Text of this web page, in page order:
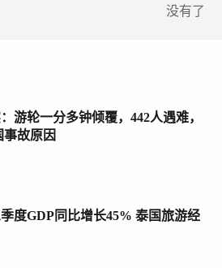
没有了
游轮一分多钟倾覆，442人遇难，
事故原因
度GDP同比增长45% 泰国旅游经